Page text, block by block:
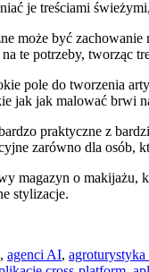
je treściami
może być
te potrzeby, tworząc
pole do tworzenia
jak jak malować brwi
praktyczne z
zarówno dla osób,
magazyn o makijażu,
stylizacje.
, agenci AI,